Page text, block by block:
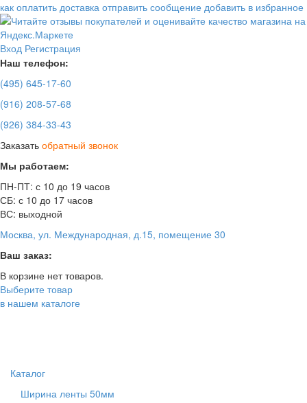
как оплатить доставка отправить сообщение добавить в избранное
Вход Регистрация
Наш телефон:
(495) 645-17-60
(916) 208-57-68
(926) 384-33-43
Заказать обратный звонок
Мы работаем:
ПН-ПТ: с 10 до 19 часов
СБ: с 10 до 17 часов
ВС: выходной
Москва, ул. Международная, д.15, помещение 30
Ваш заказ:
В корзине нет товаров.
Выберите товар
в нашем каталоге
Каталог
Ширина ленты 50мм